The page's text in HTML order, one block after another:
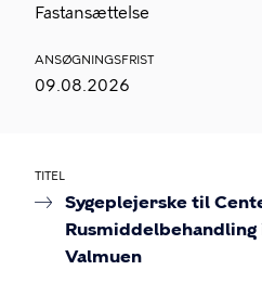
Fastansættelse
ANSØGNINGSFRIST
09.08.2026
TITEL
Sygeplejerske til
Rusmiddelbehandling
Valmuen